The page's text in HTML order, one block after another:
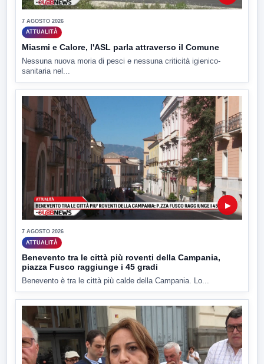
7 AGOSTO 2026
ATTUALITÀ
Miasmi e Calore, l'ASL parla attraverso il Comune
Nessuna nuova moria di pesci e nessuna criticità igienico-
sanitaria nel...
▶
7 AGOSTO 2026
ATTUALITÀ
Benevento tra le città più roventi della Campania,
piazza Fusco raggiunge i 45 gradi
Benevento è tra le città più calde della Campania. Lo...